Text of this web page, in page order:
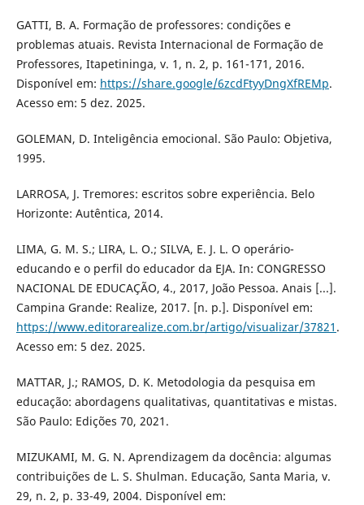
GATTI, B. A. Formação de professores: condições e
problemas atuais. Revista Internacional de Formação de
Professores, Itapetininga, v. 1, n. 2, p. 161-171, 2016.
Disponível em: https://share.google/6zcdFtyyDngXfREMp.
Acesso em: 5 dez. 2025.
GOLEMAN, D. Inteligência emocional. São Paulo: Objetiva,
1995.
LARROSA, J. Tremores: escritos sobre experiência. Belo
Horizonte: Autêntica, 2014.
LIMA, G. M. S.; LIRA, L. O.; SILVA, E. J. L. O operário-
educando e o perfil do educador da EJA. In: CONGRESSO
NACIONAL DE EDUCAÇÃO, 4., 2017, João Pessoa. Anais [...].
Campina Grande: Realize, 2017. [n. p.]. Disponível em:
https://www.editorarealize.com.br/artigo/visualizar/37821 .
Acesso em: 5 dez. 2025.
MATTAR, J.; RAMOS, D. K. Metodologia da pesquisa em
educação: abordagens qualitativas, quantitativas e mistas.
São Paulo: Edições 70, 2021.
MIZUKAMI, M. G. N. Aprendizagem da docência: algumas
contribuições de L. S. Shulman. Educação, Santa Maria, v.
29, n. 2, p. 33-49, 2004. Disponível em: